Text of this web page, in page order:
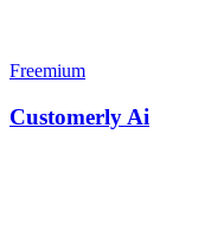
Freemium
Customerly Ai